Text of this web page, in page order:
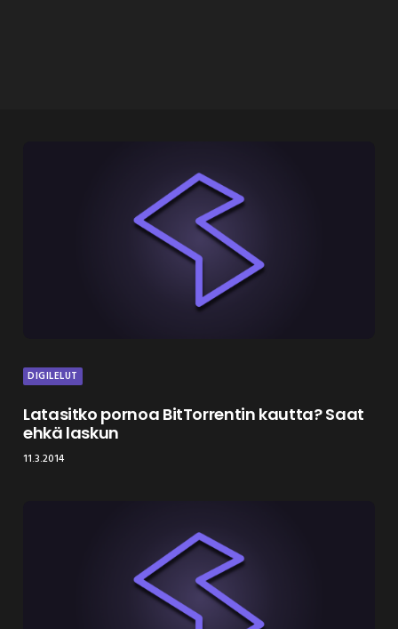
DIGILELUT
Latasitko pornoa BitTorrentin kautta? Saat
ehkä laskun
11.3.2014